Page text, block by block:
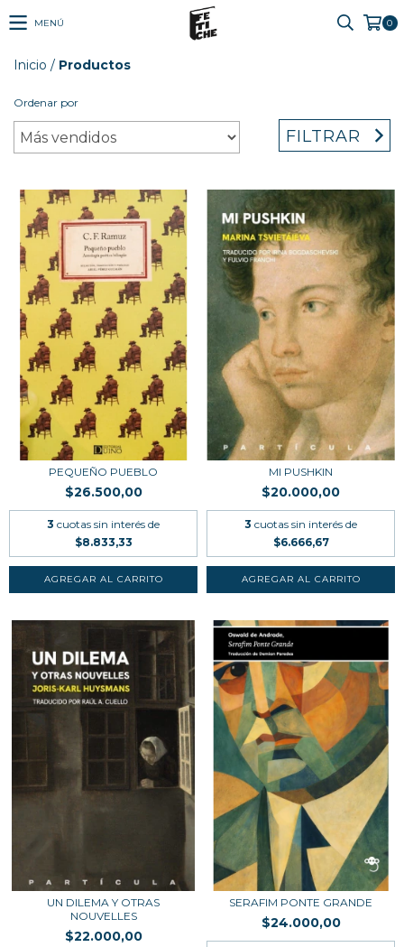
MENÚ 0
Inicio / Productos
Ordenar por
FILTRAR
PEQUEÑO PUEBLO
$26.500,00
3 cuotas sin interés de
$8.833,33
MI PUSHKIN
$20.000,00
3 cuotas sin interés de
$6.666,67
UN DILEMA Y OTRAS
NOUVELLES
$22.000,00
SERAFIM PONTE GRANDE
$24.000,00